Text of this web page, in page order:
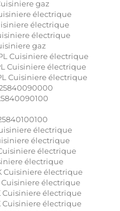
gaz
électrique
électrique
électrique
gaz
Cuisiniere électrique
Cuisiniere électrique
Cuisiniere électrique
électrique
électrique
électrique
électrique
Cuisiniere électrique
Cuisiniere électrique
Cuisiniere électrique
Cuisiniere électrique